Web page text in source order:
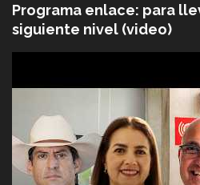
Programa enlace: para
siguiente nivel (video)